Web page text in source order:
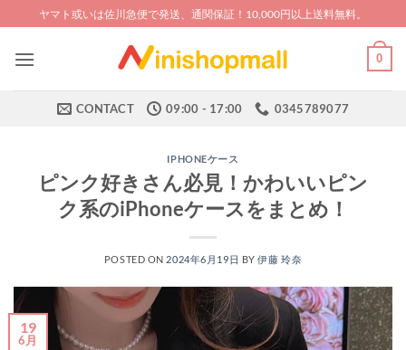
to
content
ヤマト或いは佐川急便で発送、通関保証！10,000円以上送料無料。
0
CONTACT 09:00 - 17:00 0345789077
IPHONEケース
ピンク好きさん必見！かわいいピン
ク系のiPhoneケースをまとめ！
POSTED ON 2024年6月19日 BY伊藤 玲奈
19
6月